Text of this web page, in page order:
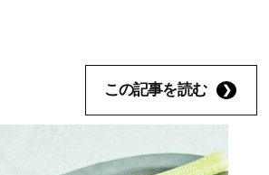
この記事を読む